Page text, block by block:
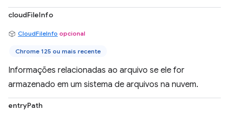
cloudFileInfo
CloudFileInfo opcional
Chrome 125 ou mais recente
Informações relacionadas ao arquivo se ele for
armazenado em um sistema de arquivos na nuvem.
entryPath